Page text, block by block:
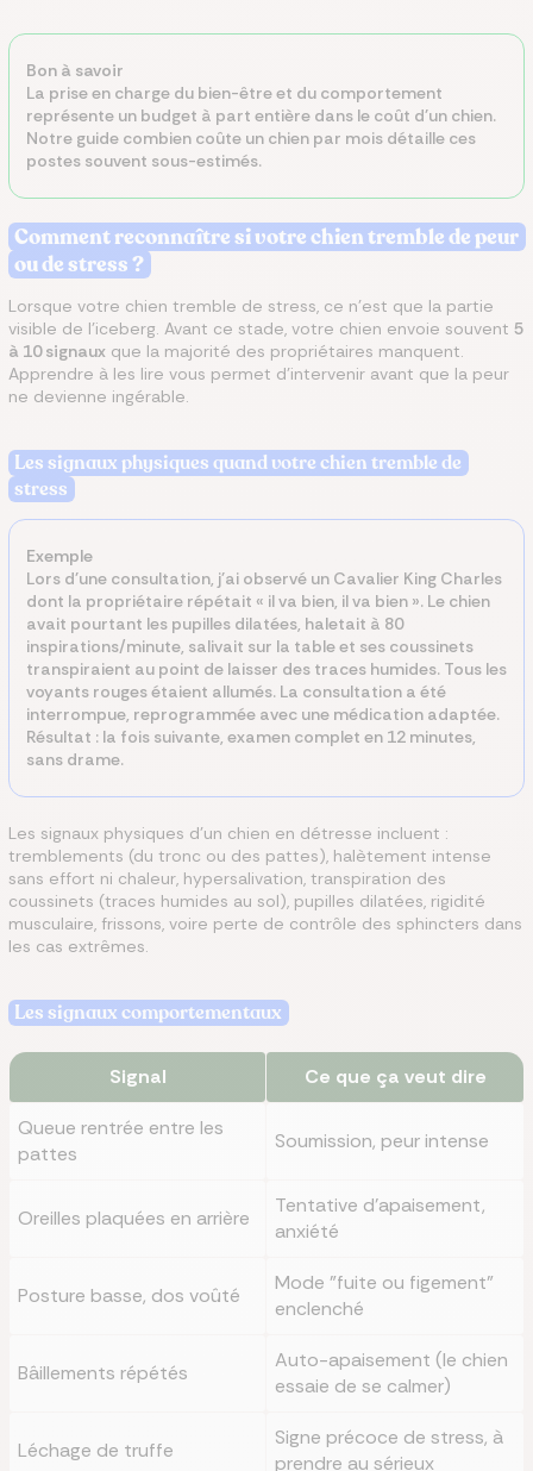
Bon à savoir
La prise en charge du bien-être et du comportement
représente un budget à part entière dans le coût d'un chien.
Notre guide combien coûte un chien par mois détaille ces
postes souvent sous-estimés.
Comment reconnaître si votre chien tremble de peur
ou de stress ?
Lorsque votre chien tremble de stress, ce n'est que la partie
visible de l'iceberg. Avant ce stade, votre chien envoie souvent 5
à 10 signaux que la majorité des propriétaires manquent.
Apprendre à les lire vous permet d'intervenir avant que la peur
ne devienne ingérable.
Les signaux physiques quand votre chien tremble de
stress
Exemple
Lors d'une consultation, j'ai observé un Cavalier King Charles
dont la propriétaire répétait « il va bien, il va bien ». Le chien
avait pourtant les pupilles dilatées, haletait à 80
inspirations/minute, salivait sur la table et ses coussinets
transpiraient au point de laisser des traces humides. Tous les
voyants rouges étaient allumés. La consultation a été
interrompue, reprogrammée avec une médication adaptée.
Résultat : la fois suivante, examen complet en 12 minutes,
sans drame.
Les signaux physiques d'un chien en détresse incluent :
tremblements (du tronc ou des pattes), halètement intense
sans effort ni chaleur, hypersalivation, transpiration des
coussinets (traces humides au sol), pupilles dilatées, rigidité
musculaire, frissons, voire perte de contrôle des sphincters dans
les cas extrêmes.
Les signaux comportementaux
Signal Ce que ça veut dire
Queue rentrée entre les
pattes
Soumission, peur intense
Oreilles plaquées en arrière
Tentative d'apaisement,
anxiété
Posture basse, dos voûté
Mode "fuite ou figement"
enclenché
Bâillements répétés
Auto-apaisement (le chien
essaie de se calmer)
Léchage de truffe
Signe précoce de stress, à
prendre au sérieux